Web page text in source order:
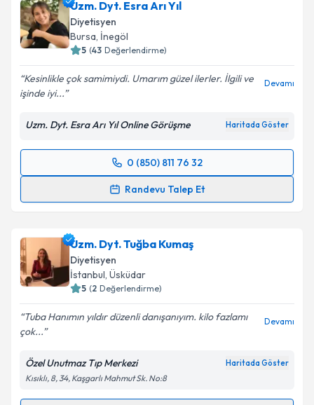
Uzm. Dyt. Esra Arı Yıl
Diyetisyen
Bursa, İnegöl
5 (43 Değerlendirme)
Kesinlikle çok samimiydi. Umarım güzel ilerler. İlgili ve
işinde iyi...
Devamı
Uzm. Dyt. Esra Arı Yıl Online Görüşme Haritada Göster
0 (850) 811 76 32
Randevu Talep Et
Randevu Takvimi Talebi
takvim hazırlandığında e-posta ile bilgilendireceğiz.
E-posta Adresiniz
kapsamda işlenmesini kabul ediyorum.
Uzm. Dyt. Tuğba Kumaş
Diyetisyen
İstanbul, Üsküdar
5 (2 Değerlendirme)
Tuba Hanımın yıldır düzenli danışanıyım. kilo fazlamı
çok...
Devamı
Özel Unutmaz Tıp Merkezi Haritada Göster
Kısıklı, 8, 34, Kaşgarlı Mahmut Sk. No:8